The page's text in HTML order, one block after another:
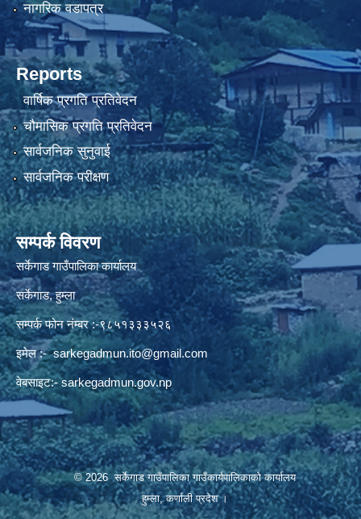
नागरिक वडापत्र
Reports
वार्षिक प्रगति प्रतिवेदन
चौमासिक प्रगति प्रतिवेदन
सार्वजनिक सुनुवाई
सार्वजनिक परीक्षण
सम्पर्क विवरण
सर्केगाड गाउँपालिका कार्यालय
सर्केगाड, हुम्ला
सम्पर्क फोन नंम्बर :-९८५१३३३५२६
इमेल :-sarkegadmun.ito@gmail.com
वेबसाइट:- sarkegadmun.gov.np
© 2026 सर्केगाड गाउँपालिका गाउँकार्यपालिकाको कार्यालय
हुम्ला, कर्णाली प्रदेश ।